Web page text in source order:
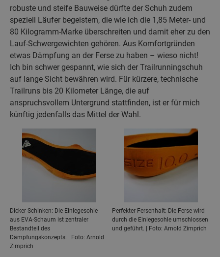
robuste und steife Bauweise dürfte der Schuh zudem
speziell Läufer begeistern, die wie ich die 1,85 Meter- und
80 Kilogramm-Marke überschreiten und damit eher zu den
Lauf-Schwergewichten gehören. Aus Komfortgründen
etwas Dämpfung an der Ferse zu haben – wieso nicht!
Ich bin schwer gespannt, wie sich der Trailrunningschuh
auf lange Sicht bewähren wird. Für kürzere, technische
Trailruns bis 20 Kilometer Länge, die auf
anspruchsvollem Untergrund stattfinden, ist er für mich
künftig jedenfalls das Mittel der Wahl.
Dicker Schinken: Die Einlegesohle
aus EVA-Schaum ist zentraler
Bestandteil des
Dämpfungskonzepts. | Foto: Arnold
Zimprich
Perfekter Fersenhalt: Die Ferse wird
durch die Einlegesohle umschlossen
und geführt. | Foto: Arnold Zimprich